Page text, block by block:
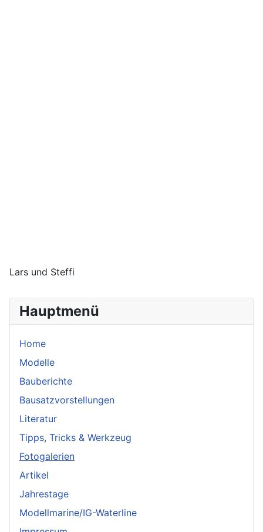
Hauptmenü
Home
Modelle
Bauberichte
Bausatzvorstellungen
Literatur
Tipps, Tricks & Werkzeug
Fotogalerien
Artikel
Jahrestage
Modellmarine/IG-Waterline
Lars und Steffi